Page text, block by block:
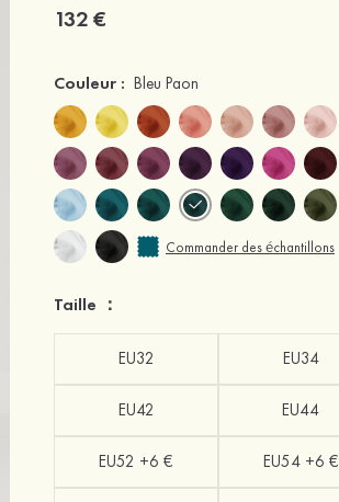
132 €
Couleur : Bleu Paon
Commander des échantillons
Taille ：
EU32 EU34
EU42 EU44
EU52 +6 € EU54 +6 €